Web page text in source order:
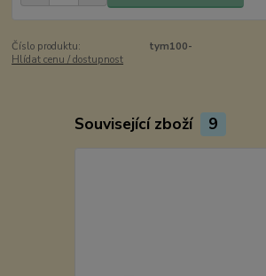
Číslo produktu:
tym100-
Hlídat cenu / dostupnost
Související zboží 9